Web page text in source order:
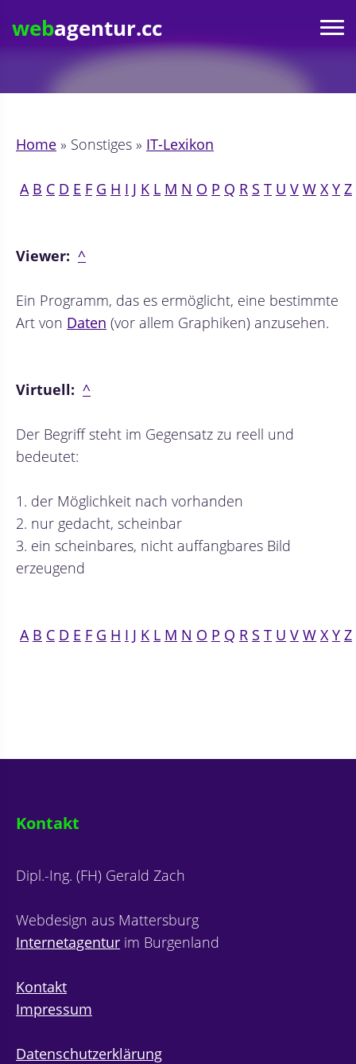
webagentur.cc
Home » Sonstiges » IT-Lexikon
A B C D E F G H I J K L M N O P Q R S T U V W X Y Z
Viewer: ^
Ein Programm, das es ermöglicht, eine bestimmte
Art von Daten (vor allem Graphiken) anzusehen.
Virtuell: ^
Der Begriff steht im Gegensatz zu reell und
bedeutet:
1. der Möglichkeit nach vorhanden
2. nur gedacht, scheinbar
3. ein scheinbares, nicht auffangbares Bild
erzeugend
A B C D E F G H I J K L M N O P Q R S T U V W X Y Z
Kontakt
Dipl.-Ing. (FH) Gerald Zach
Webdesign aus Mattersburg
Internetagentur im Burgenland
Kontakt
Impressum
Datenschutzerklärung